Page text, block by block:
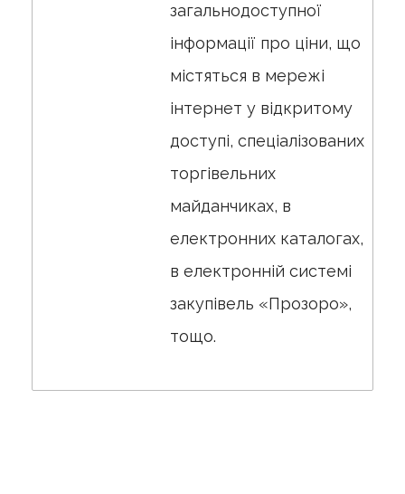
загальнодоступної
інформації про ціни, що
містяться в мережі
інтернет у відкритому
доступі, спеціалізованих
торгівельних
майданчиках, в
електронних каталогах,
в електронній системі
закупівель «Прозоро»,
тощо.